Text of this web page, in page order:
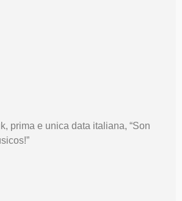
prima e unica data italiana, “Son